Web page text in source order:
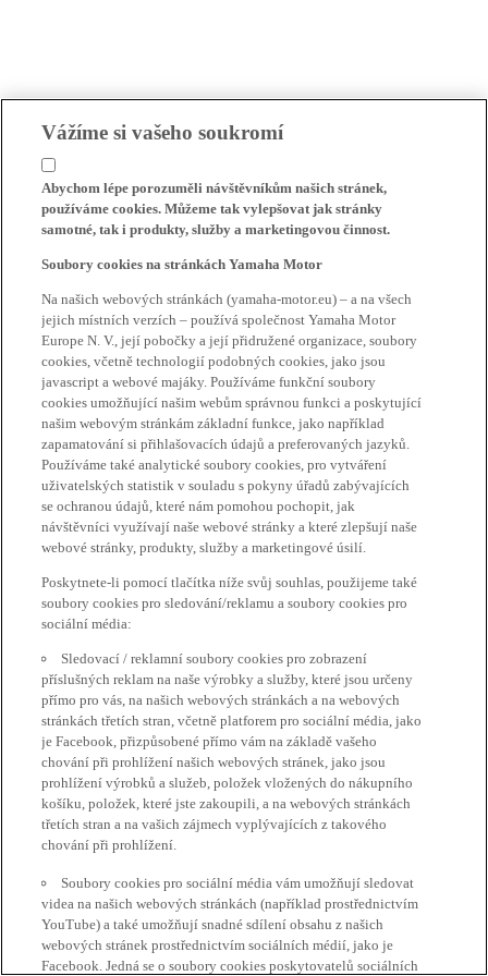
Vážíme si vašeho soukromí
Abychom lépe porozuměli návštěvníkům našich stránek,
používáme cookies. Můžeme tak vylepšovat jak stránky
samotné, tak i produkty, služby a marketingovou činnost.
Soubory cookies na stránkách Yamaha Motor
Na našich webových stránkách (yamaha-motor.eu) – a na všech
jejich místních verzích – používá společnost Yamaha Motor
Europe N. V., její pobočky a její přidružené organizace, soubory
cookies, včetně technologií podobných cookies, jako jsou
javascript a webové majáky. Používáme funkční soubory
cookies umožňující našim webům správnou funkci a poskytující
našim webovým stránkám základní funkce, jako například
zapamatování si přihlašovacích údajů a preferovaných jazyků.
Používáme také analytické soubory cookies, pro vytváření
uživatelských statistik v souladu s pokyny úřadů zabývajících
se ochranou údajů, které nám pomohou pochopit, jak
návštěvníci využívají naše webové stránky a které zlepšují naše
webové stránky, produkty, služby a marketingové úsilí.
Poskytnete-li pomocí tlačítka níže svůj souhlas, použijeme také
soubory cookies pro sledování/reklamu a soubory cookies pro
sociální média:
Sledovací / reklamní soubory cookies pro zobrazení
příslušných reklam na naše výrobky a služby, které jsou určeny
přímo pro vás, na našich webových stránkách a na webových
stránkách třetích stran, včetně platforem pro sociální média, jako
je Facebook, přizpůsobené přímo vám na základě vašeho
chování při prohlížení našich webových stránek, jako jsou
prohlížení výrobků a služeb, položek vložených do nákupního
košíku, položek, které jste zakoupili, a na webových stránkách
třetích stran a na vašich zájmech vyplývajících z takového
chování při prohlížení.
Soubory cookies pro sociální média vám umožňují sledovat
videa na našich webových stránkách (například prostřednictvím
YouTube) a také umožňují snadné sdílení obsahu z našich
webových stránek prostřednictvím sociálních médií, jako je
Facebook. Jedná se o soubory cookies poskytovatelů sociálních